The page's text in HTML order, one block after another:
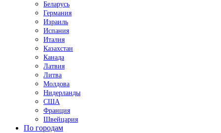
Беларусь
Германия
Израиль
Испания
Италия
Казахстан
Канада
Латвия
Литва
Молдова
Нидерланды
США
Франция
Швейцария
По городам